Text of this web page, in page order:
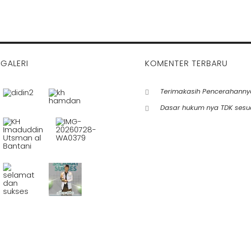
GALERI KOMENTER TERBARU
Terimakasih
Dasar hukum nya TDK